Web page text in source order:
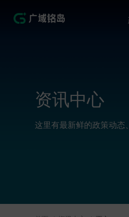
资讯中心
这里有最新鲜的政策动态